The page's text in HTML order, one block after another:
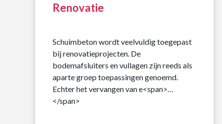
Renovatie
Schuimbeton wordt veelvuldig toegepast
bij renovatieprojecten. De
bodemafsluiters en vullagen zijn reeds als
aparte groep toepassingen genoemd.
Echter het vervangen van e<span>…
</span>